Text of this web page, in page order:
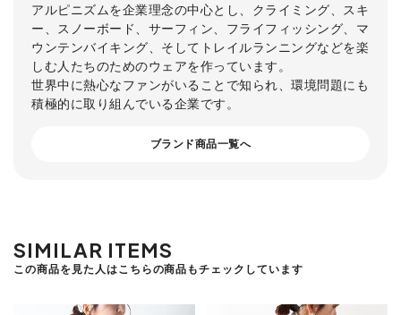
アルピニズムを企業理念の中心とし、クライミング、スキ
ー、スノーボード、サーフィン、フライフィッシング、マ
ウンテンバイキング、そしてトレイルランニングなどを楽
しむ人たちのためのウェアを作っています。
世界中に熱心なファンがいることで知られ、環境問題にも
積極的に取り組んでいる企業です。
ブランド商品一覧へ
SIMILAR ITEMS
この商品を見た人はこちらの商品もチェックしています